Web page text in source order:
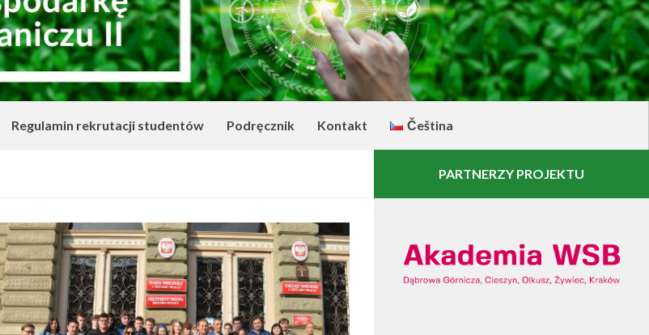
Regulamin rekrutacji studentów Podręcznik Kontakt Čeština
PARTNERZY PROJEKTU